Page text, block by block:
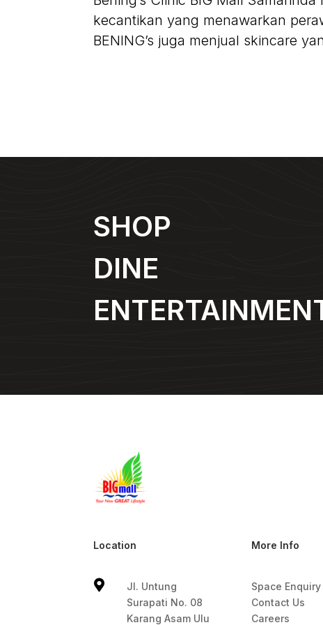
kecantikan yang menawarkan
BENING’s juga menjual skincare
SHOP
DINE
Location

Jl. Untung
Surapati No. 08
Karang Asam Ulu
More Info
Space Enquiry
Contact Us
Careers